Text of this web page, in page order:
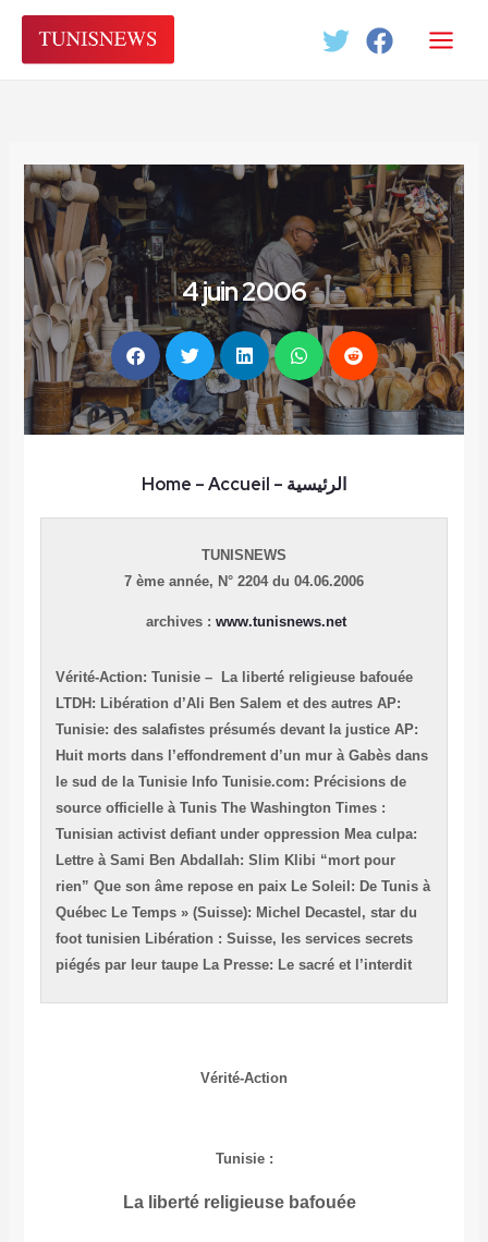
Aller
contenu
4 juin 2006
Home – Accueil – الرئيسية
TUNISNEWS
7 ème année, N° 2204 du 04.06.2006
archives : www.tunisnews.net
Vérité-Action: Tunisie – La liberté religieuse bafouée
LTDH: Libération d’Ali Ben Salem et des autresAP:
Tunisie: des salafistes présumés devant la justice AP:
Huit morts dans l’effondrement d’un mur à Gabès dans
le sud de la TunisieInfo Tunisie.com: Précisions de
source officielle à Tunis The Washington Times :
Tunisian activist defiant under oppression Mea culpa:
Lettre à Sami Ben Abdallah: Slim Klibi “mort pour
rien” Que son âme repose en paix Le Soleil: De Tunis à
QuébecLe Temps » (Suisse): Michel Decastel, star du
foot tunisien Libération : Suisse, les services secrets
piégés par leur taupeLa Presse: Le sacré et l’interdit
Vérité-Action
Tunisie :
La liberté religieuse bafouée